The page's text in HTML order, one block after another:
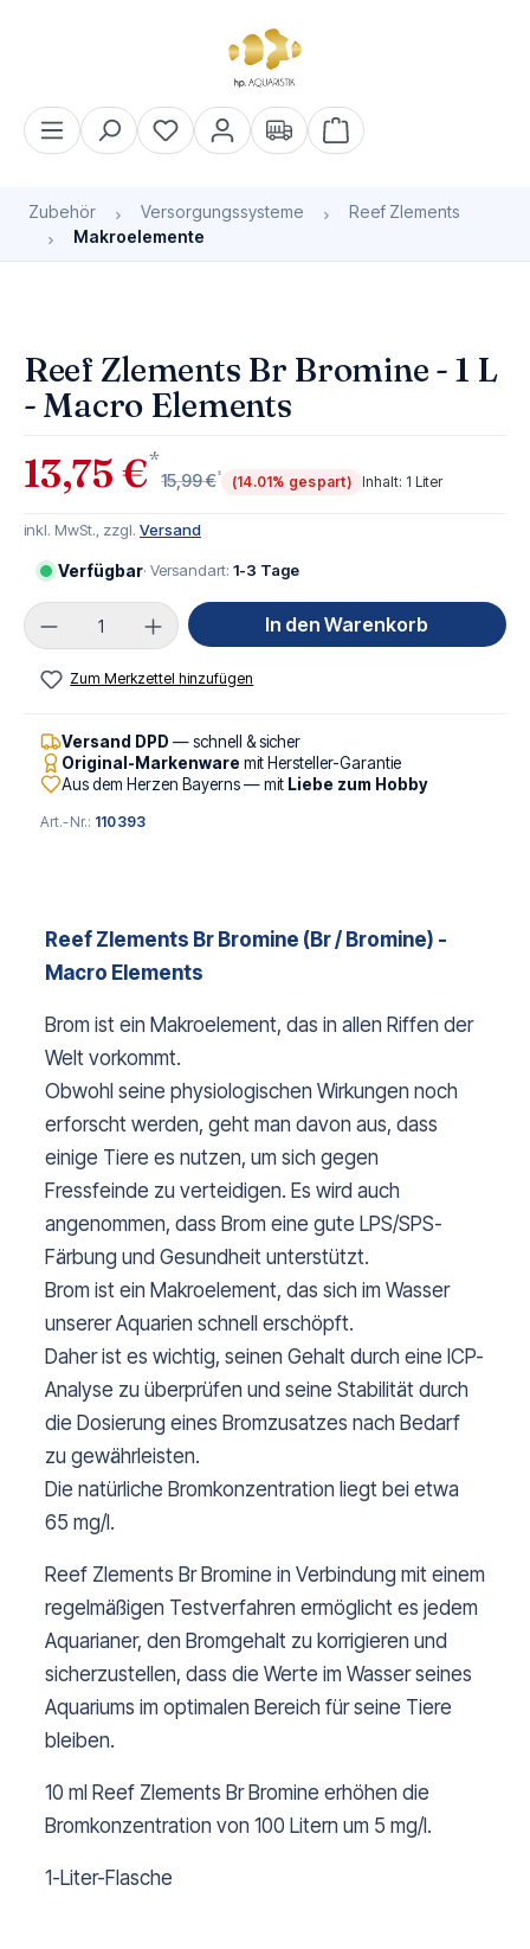
Warenkorb enthält 0
Zubehör Versorgungssysteme
Reef Zlements
Makroelemente
Reef Zlements Br Bromine - 1 L
- Macro Elements
13,75 €*
15,99 €* (14.01% gespart) Inhalt: 1 Liter
inkl. MwSt., zzgl. Versand
Verfügbar· Versandart: 1-3 Tage
Produkt Anzahl: Gib den gewünschten Wert
In den Warenkorb
Zum Merkzettel hinzufügen
Versand DPD — schnell & sicher
Original-Markenware mit Hersteller-Garantie
Aus dem Herzen Bayerns — mit Liebe zum Hobby
Art.-Nr.: 110393
Reef Zlements Br Bromine (Br / Bromine) -
Macro Elements
Brom ist ein Makroelement, das in allen Riffen der
Welt vorkommt.
Obwohl seine physiologischen Wirkungen noch
erforscht werden, geht man davon aus, dass
einige Tiere es nutzen, um sich gegen
Fressfeinde zu verteidigen. Es wird auch
angenommen, dass Brom eine gute LPS/SPS-
Färbung und Gesundheit unterstützt.
Brom ist ein Makroelement, das sich im Wasser
unserer Aquarien schnell erschöpft.
Daher ist es wichtig, seinen Gehalt durch eine ICP-
Analyse zu überprüfen und seine Stabilität durch
die Dosierung eines Bromzusatzes nach Bedarf
zu gewährleisten.
Die natürliche Bromkonzentration liegt bei etwa
65 mg/l.
Reef Zlements Br Bromine in Verbindung mit einem
regelmäßigen Testverfahren ermöglicht es jedem
Aquarianer, den Bromgehalt zu korrigieren und
sicherzustellen, dass die Werte im Wasser seines
Aquariums im optimalen Bereich für seine Tiere
bleiben.
10 ml Reef Zlements Br Bromine erhöhen die
Bromkonzentration von 100 Litern um 5 mg/l.
1-Liter-Flasche